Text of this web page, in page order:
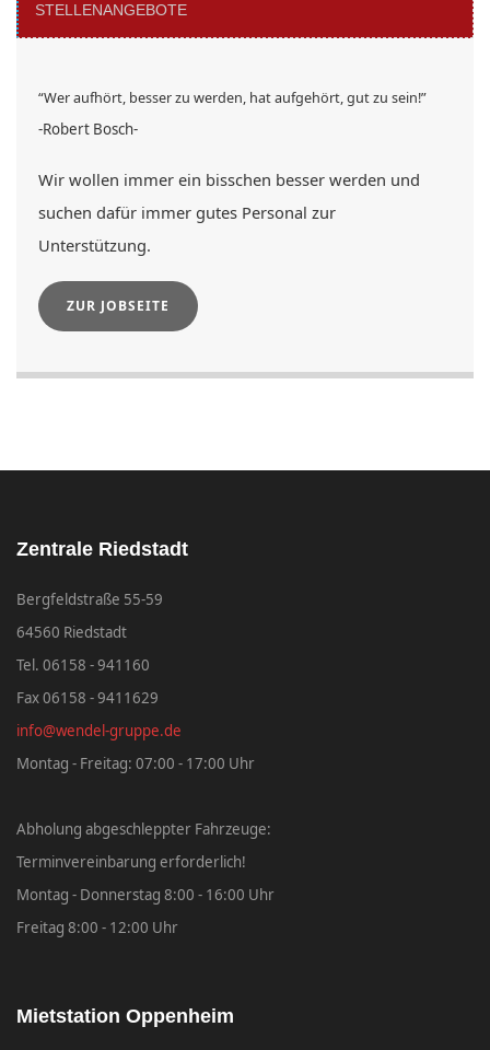
STELLENANGEBOTE
“Wer aufhört, besser zu werden, hat aufgehört, gut zu sein!”
-Robert Bosch-
Wir wollen immer ein bisschen besser werden und
suchen dafür immer gutes Personal zur
Unterstützung.
ZUR JOBSEITE
Zentrale Riedstadt
Bergfeldstraße 55-59
64560 Riedstadt
Tel. 06158 - 941160
Fax 06158 - 9411629
info@wendel-gruppe.de
Montag - Freitag: 07:00 - 17:00 Uhr
Abholung abgeschleppter Fahrzeuge:
Terminvereinbarung erforderlich!
Montag - Donnerstag 8:00 - 16:00 Uhr
Freitag 8:00 - 12:00 Uhr
Mietstation Oppenheim